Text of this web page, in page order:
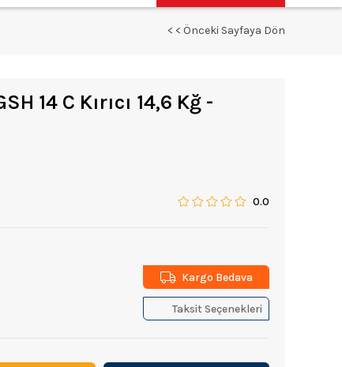
< < Önceki Sayfaya Dön
14 C Kırıcı 14,6 Kğ -
0.0
Kargo Bedava
Taksit Seçenekleri